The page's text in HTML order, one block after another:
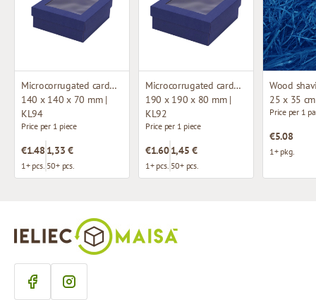
Microcorrugated cardboard box with window
140 x 140 x 70 mm |
KL94
Price per 1 piece
€1.48
1+ pcs.
1,33 €
50+ pcs.
Microcorrugated cardboard box with window
190 x 190 x 80 mm |
KL92
Price per 1 piece
€1.60
1+ pcs.
1,45 €
50+ pcs.
25 x 35
Price per 1
€5.08
1+ pkg.